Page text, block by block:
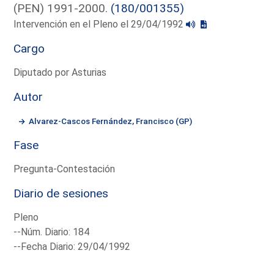
(PEN) 1991-2000. (180/001355)
Intervención en el Pleno el 29/04/1992
Cargo
Diputado por Asturias
Autor
Alvarez-Cascos Fernández, Francisco (GP)
Fase
Pregunta-Contestación
Diario de sesiones
Pleno
--Núm. Diario: 184
--Fecha Diario: 29/04/1992